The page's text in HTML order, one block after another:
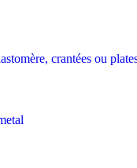
crantées ou